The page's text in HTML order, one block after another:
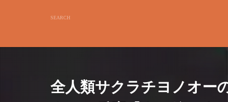
全人類サクラチヨノオー